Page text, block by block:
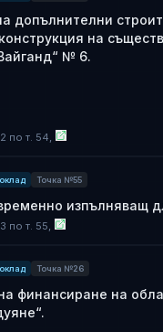
допълнителни
на
№ 6.
по т. 54,
Точка №55
изпълняващ
по т. 55,
Точка №26
финансиране на